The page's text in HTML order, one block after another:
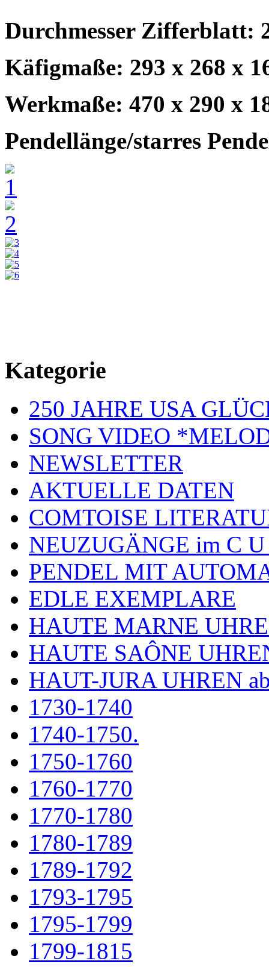
Durchmesser Zifferblatt:
Käfigmaße: 293 x 268 x
Werkmaße: 470 x 290 x
Pendellänge/starres
Kategorie
250 JAHRE USA
SONG VIDEO
NEWSLETTER
AKTUELLE DATEN
COMTOISE
NEUZUGÄNGE im C
PENDEL MIT
EDLE EXEMPLARE
HAUTE MARNE
HAUTE SAÔNE
HAUT-JURA UHREN
1730-1740
1740-1750.
1750-1760
1760-1770
1770-1780
1780-1789
1789-1792
1793-1795
1795-1799
1799-1815